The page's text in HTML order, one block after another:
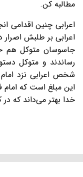
مطالبه کن.
اعرابی چنین اقدامی
اعرابی بر طلبش
جاسوسان متوکل هم
شخص اعرابی نزد
این مبلغ است که امام
خدا بهتر می‌داند که